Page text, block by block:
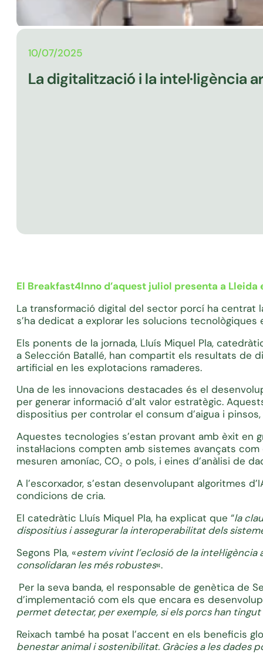
10/07/2025
La digitalització i la intel·ligència
El Breakfast4Inno d’aquest juliol presenta a
La transformació digital del sector porcí ha centrat
s’ha dedicat a explorar les solucions
Els ponents de la jornada, Lluís Miquel Pla,
a Selección Batallé, han compartit els resultats de
artificial en les explotacions ramaderes.
Una de les innovacions destacades és el
per generar informació d’alt valor estratègic.
dispositius per controlar el consum d’aigua i
Aquestes tecnologies s’estan provant amb èxit en
instal·lacions compten amb sistemes avançats
mesuren amoníac, CO₂ o pols, i eines d’anàlisi de
A l’escorxador, s’estan desenvolupant algoritmes
condicions de cria.
El catedràtic Lluís Miquel Pla, ha explicat que “la
dispositius i assegurar la interoperabilitat dels
Segons Pla, «estem vivint l’eclosió de la
consolidaran les més robustes«.
Per la seva banda, el responsable de genètica de
d’implementació com els que encara es
permet detectar, per exemple, si els porcs han
Reixach també ha posat l’accent en els beneficis
benestar animal i sostenibilitat. Gràcies a les dades